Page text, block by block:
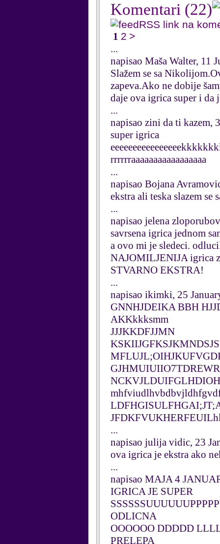
Komentari (22)
RSS link na
1 2 >
...
napisao Maša Walter, 11
Slažem se sa
zapeva.Ako ne dobije
daje ova igrica super i da
...
napisao zini da ti kazem,
super igrica
rrrrrraaaaaaaaaaaaaaaaa
...
napisao Bojana
ekstra ali teska slazem se
...
napisao jelena
savrsena igrica jednom
a ovo mi je sledeci.
NAJOMILJENIJA igrica
STVARNO EKSTRA!
...
napisao ikimki, 25
GNNHJDEIKA BBH
AKKkkksmm
JJJKKDFJJMN
...
napisao julija vidic, 23
ova igrica je ekstra ako
...
napisao MAJA 4
IGRICA JE SUPER
ODLICNA
OOOOOO DDDDD
PRELEPA